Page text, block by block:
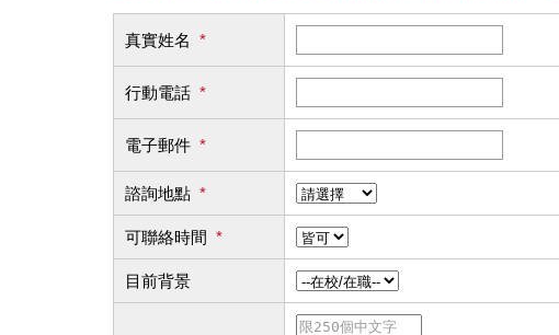
真實姓名 *
行動電話 *
電子郵件 *
諮詢地點 *
可聯絡時間 *
目前背景